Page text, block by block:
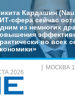
Кардашин
сфера сейчас
из немногих
во всех
2026
МОСКВА